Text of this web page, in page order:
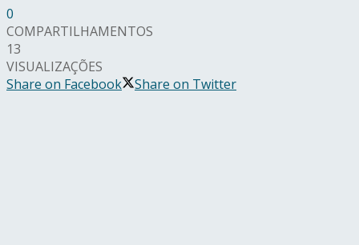
0
COMPARTILHAMENTOS
13
VISUALIZAÇÕES
Share on Facebook
Share on Twitter